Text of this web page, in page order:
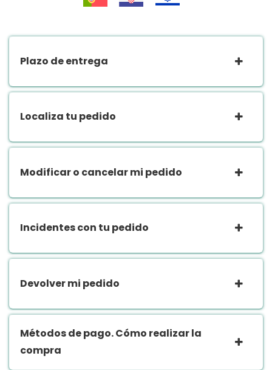
Plazo de entrega
Localiza tu pedido
Modificar o cancelar mi pedido
Incidentes con tu pedido
Devolver mi pedido
Métodos de pago. Cómo realizar la
compra